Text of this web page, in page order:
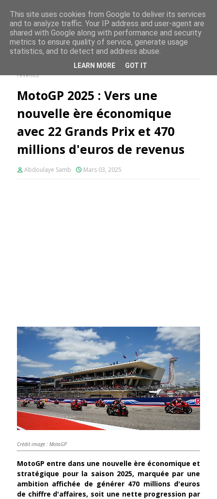
FE PLUS
économique avec 22 Grands Prix et 470 millions d'euros de
revenus
MotoGP 2025 : Vers une
nouvelle ère économique
avec 22 Grands Prix et 470
millions d'euros de revenus
Abdoulaye Samb Mars 03, 2025
Crédit image : MotoGP
MotoGP entre dans une nouvelle ère économique et
stratégique pour la saison 2025, marquée par une
ambition affichée de générer 470 millions d'euros
de chiffre d'affaires, soit une nette progression par
This site uses cookies from Google to deliver its services
and to analyze traffic. Your IP address and user-agent are
shared with Google along with performance and security
metrics to ensure quality of service, generate usage
statistics, and to detect and address abuse.
LEARN MORE GOT IT